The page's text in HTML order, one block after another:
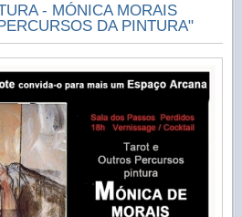
- MÓNICA MORAIS
DA PINTURA"